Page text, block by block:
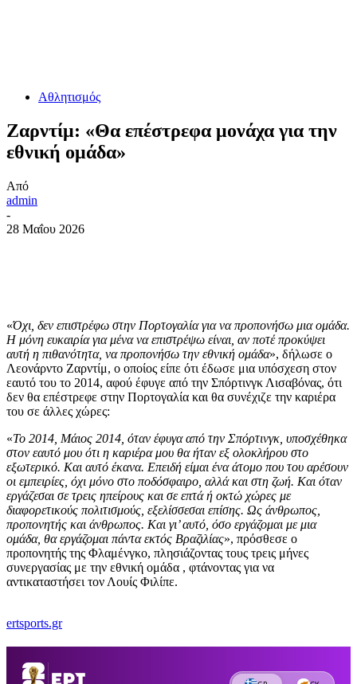
Αθλητισμός
Ζαρντίμ: «Θα επέστρεφα μονάχα για την
εθνική ομάδα»
Από
admin
-
28 Μαΐου 2026
«Όχι, δεν επιστρέφω στην Πορτογαλία για να προπονήσω μια ομάδα.
Η μόνη ευκαιρία για μένα να επιστρέψω είναι, αν ποτέ προκύψει
αυτή η πιθανότητα, να προπονήσω την εθνική ομάδα», δήλωσε ο
Λεονάρντο Ζαρντίμ, ο οποίος είπε ότι έδωσε μια υπόσχεση στον
εαυτό του το 2014, αφού έφυγε από την Σπόρτινγκ Λισαβόνας, ότι
δεν θα επέστρεφε στην Πορτογαλία και θα συνέχιζε την καριέρα
του σε άλλες χώρες:
«Το 2014, Μάιος 2014, όταν έφυγα από την Σπόρτινγκ, υποσχέθηκα
στον εαυτό μου ότι η καριέρα μου θα ήταν εξ ολοκλήρου στο
εξωτερικό. Και αυτό έκανα. Επειδή είμαι ένα άτομο που του αρέσουν
οι εμπειρίες, όχι μόνο στο ποδόσφαιρο, αλλά και στη ζωή. Και όταν
εργάζεσαι σε τρεις ηπείρους και σε επτά ή οκτώ χώρες με
διαφορετικούς πολιτισμούς, εξελίσσεσαι επίσης. Ως άνθρωπος,
προπονητής και άνθρωπος. Και γι’ αυτό, όσο εργάζομαι με μια
ομάδα, θα εργάζομαι πάντα εκτός Βραζιλίας», πρόσθεσε ο
προπονητής της Φλαμένγκο, πλησιάζοντας τους τρεις μήνες
συνεργασίας με την εθνική ομάδα , φτάνοντας για να
αντικαταστήσει τον Λουίς Φιλίπε.
ertsports.gr